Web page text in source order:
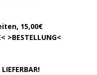
15,00€
< >BESTELLUNG<